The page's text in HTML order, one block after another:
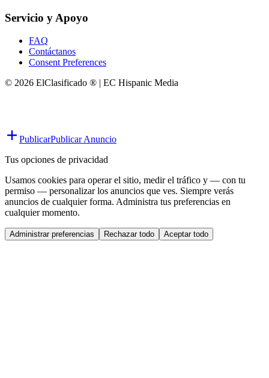
Servicio y Apoyo
FAQ
Contáctanos
Consent Preferences
© 2026 ElClasificado ® | EC Hispanic Media
PublicarPublicar Anuncio
Tus opciones de privacidad
Usamos cookies para operar el sitio, medir el tráfico y — con tu
permiso — personalizar los anuncios que ves. Siempre verás
anuncios de cualquier forma. Administra tus preferencias en
cualquier momento.
Administrar preferencias Rechazar todo Aceptar todo